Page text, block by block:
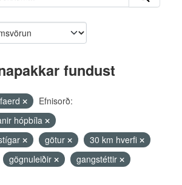
fundust
Efnisorð:
hópbíla
götur
30 km hverfi
gögnuleiðir
gangstéttir